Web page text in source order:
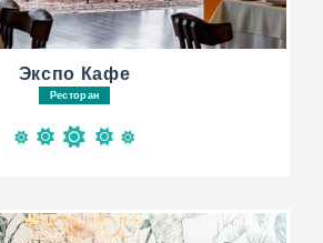
Экспо Кафе
Ресторан